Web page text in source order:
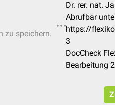
zu speichern.
Dr. rer. nat.
Abrufbar
https://
3
DocCheck
Bearbeitung